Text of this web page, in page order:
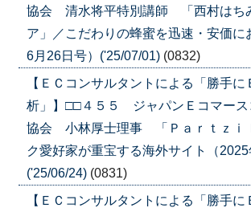
協会 清水将平特別講師 「西村はち
ア」／こだわりの蜂蜜を迅速・安価に
6月26日号）('25/07/01) (0832)
【ＥＣコンサルタントによる「勝手に
析」】□□４５５ ジャパンＥコマース
協会 小林厚士理事 「Ｐａｒｔｚｉ
ク愛好家が重宝する海外サイト（2025
('25/06/24) (0831)
【ＥＣコンサルタントによる「勝手に